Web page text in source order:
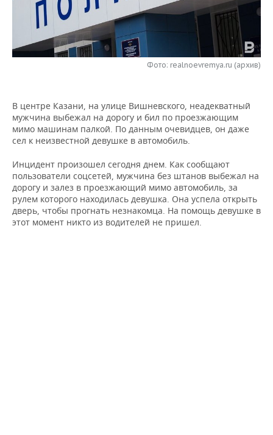
НЕФТЕХИМИЯ
НЕФТЬ
ОПК
РОЗНИЧНАЯ ТОРГОВЛЯ
ТРАНСПОРТ
НОВОСТИ ТЕХНОЛОГИЙ
IT
ТЕЛЕКОММУНИКАЦИИ
МЕРОПРИЯТИЯ
НОВОСТИ МЕРОПРИЯТИЙ
БИЗНЕС-БРАНЧИ
ONLINE-КОНФЕРЕНЦИИ
ОТКРЫТАЯ ЛЕКЦИЯ
СПОРТ
ФУТБОЛ
ХОККЕЙ
БАСКЕТБОЛ
ВОЛЕЙБОЛ
КИБЕРСПОРТ
НОВОСТИ ОБЩЕСТВА
ВЛАСТЬ
ИНФРАСТРУКТУРА
ИСТОРИЯ
КУЛЬТУРА
ФОТОГАЛЕРЕЯ
СЮЖЕТЫ
СПРАВОЧНИК
СПИСОК ПЕРСОН
СПИСОК КОМПАНИЙ
ПОЛНАЯ ВЕРСИЯ
Фото: realnoevremya.ru (архив)
В центре Казани, на улице Вишневского, неадекватный
мужчина выбежал на дорогу и бил по проезжающим
мимо машинам палкой. По данным очевидцев, он даже
сел к неизвестной девушке в автомобиль.
Инцидент произошел сегодня днем. Как сообщают
пользователи соцсетей, мужчина без штанов выбежал на
дорогу и залез в проезжающий мимо автомобиль, за
рулем которого находилась девушка. Она успела открыть
дверь, чтобы прогнать незнакомца. На помощь девушке в
этот момент никто из водителей не пришел.